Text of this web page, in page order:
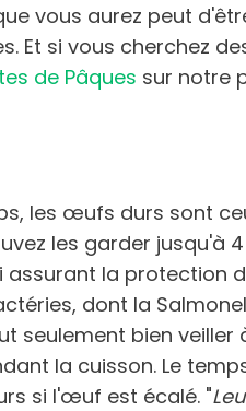
vous aurez peut
Et si vous cherchez
de Pâques sur notre
les œufs durs sont
les garder jusqu'à
assurant la protection
dont la
seulement bien veiller
la cuisson. Le
si l'œuf est écalé. "